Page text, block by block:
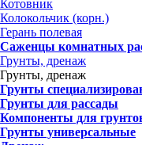
Котовник
Колокольчик (корн.)
Герань полевая
Саженцы комнатных
Грунты, дренаж
Грунты, дренаж
Грунты
Грунты для рассады
Компоненты для
Грунты универсальные